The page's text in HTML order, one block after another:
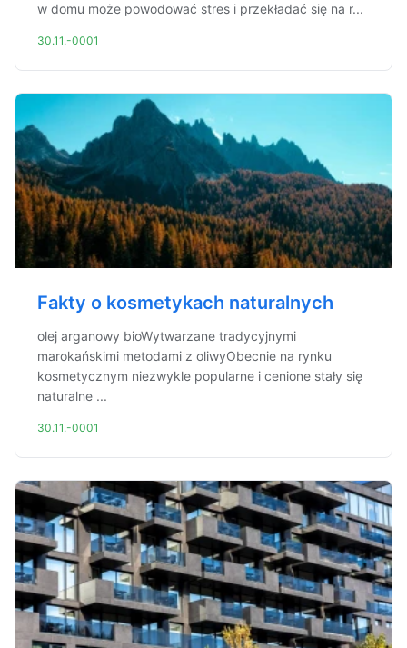
w domu może powodować stres i przekładać się na r...
30.11.-0001
Fakty o kosmetykach naturalnych
olej arganowy bioWytwarzane tradycyjnymi
marokańskimi metodami z oliwyObecnie na rynku
kosmetycznym niezwykle popularne i cenione stały się
naturalne ...
30.11.-0001